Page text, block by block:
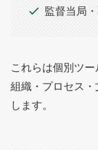
監督当局
これらは個別ツー
組織・プロセス
します。